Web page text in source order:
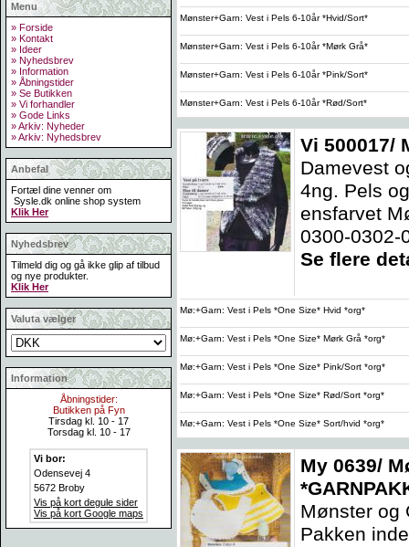
Menu
» Forside
» Kontakt
» Ideer
» Nyhedsbrev
» Information
» Åbningstider
» Se Butikken
» Vi forhandler
» Gode Links
» Arkiv: Nyheder
» Arkiv: Nyhedsbrev
Anbefal
Fortæl dine venner om
Sysle.dk online shop system
Klik Her
Nyhedsbrev
Tilmeld dig og gå ikke glip af tilbud
og nye produkter.
Klik Her
Valuta vælger
Information
Åbningstider:
Butikken på Fyn
Tirsdag kl. 10 - 17
Torsdag kl. 10 - 17
Vi bor:
Odensevej 4
5672 Broby
Vis på kort degule sider
Vis på kort Google maps
Mønster+Garn: Vest i Pels 6-10år *Hvid/Sort*
Mønster+Garn: Vest i Pels 6-10år *Mørk Grå*
Mønster+Garn: Vest i Pels 6-10år *Pink/Sort*
Mønster+Garn: Vest i Pels 6-10år *Rød/Sort*
Vi 500017/
Damevest
4ng. Pels
ensfarvet
0300-0302-
Se flere
Mø:+Garn: Vest i Pels *One Size* Hvid *org*
Mø:+Garn: Vest i Pels *One Size* Mørk Grå *org*
Mø:+Garn: Vest i Pels *One Size* Pink/Sort *org*
Mø:+Garn: Vest i Pels *One Size* Rød/Sort *org*
Mø:+Garn: Vest i Pels *One Size* Sort/hvid *org*
My 0639/
Mønster og
Pakken